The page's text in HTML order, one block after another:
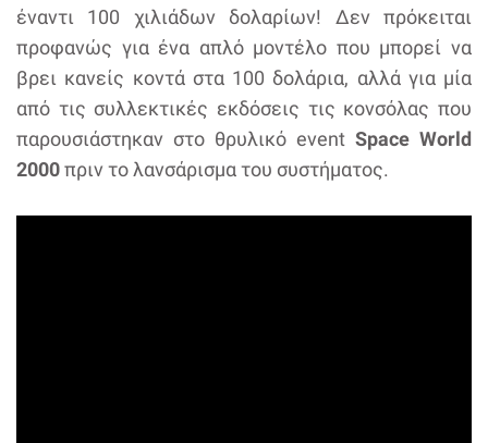
έναντι 100 χιλιάδων δολαρίων! Δεν πρόκειται
προφανώς για ένα απλό μοντέλο που μπορεί να
βρει κανείς κοντά στα 100 δολάρια, αλλά για μία
από τις συλλεκτικές εκδόσεις τις κονσόλας που
παρουσιάστηκαν στο θρυλικό event Space World
2000πριν το λανσάρισμα του συστήματος.